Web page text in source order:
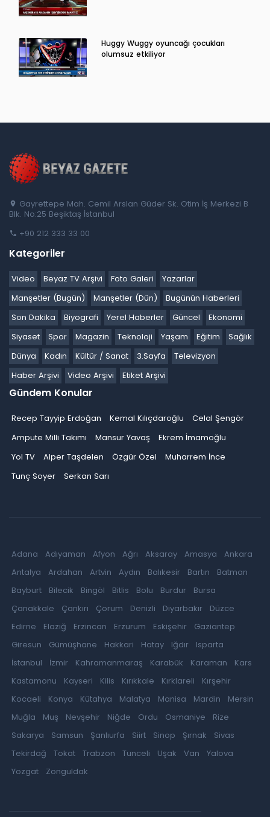
Huggy Wuggy oyuncağı çocukları
olumsuz etkiliyor
Gayrettepe Mah. Cemil Arslan Güder Sk. Otim İş Merkezi B
Blk. No:25 Beşiktaş İstanbul
+90 212 333 33 00
Kategoriler
Video Beyaz TV Arşivi Foto Galeri
Yazarlar
Manşetler (Bugün)
Manşetler (Dün)
Bugünün Haberleri
Son Dakika
Biyografi Yerel Haberler Güncel
Ekonomi
Siyaset
Spor Magazin Teknoloji Yaşam Eğitim
Sağlık
Dünya
Kadın Kültür / Sanat 3.Sayfa
Televizyon
Haber Arşivi
Video Arşivi Etiket Arşivi
Gündem Konular
Recep Tayyip Erdoğan Kemal Kılıçdaroğlu
Celal Şengör
Ampute Milli Takımı
Mansur Yavaş
Ekrem İmamoğlu
Yol TV
Alper Taşdelen Özgür Özel
Muharrem İnce
Tunç Soyer
Serkan Sarı
Adana Adıyaman Afyon Ağrı Aksaray Amasya
Ankara
Antalya
Ardahan Artvin Aydın Balıkesir Bartın
Batman
Bayburt
Bilecik Bingöl Bitlis Bolu Burdur
Bursa
Çanakkale
Çankırı Çorum Denizli Diyarbakır
Düzce
Edirne
Elazığ Erzincan Erzurum Eskişehir
Gaziantep
Giresun
Gümüşhane Hakkari Hatay Iğdır
Isparta
İstanbul
İzmir Kahramanmaraş Karabük Karaman
Kars
Kastamonu
Kayseri Kilis Kırıkkale Kırklareli
Kırşehir
Kocaeli
Konya Kütahya Malatya Manisa Mardin
Mersin
Muğla
Muş Nevşehir Niğde Ordu Osmaniye
Rize
Sakarya
Samsun Şanlıurfa Siirt Sinop Şırnak
Sivas
Tekirdağ
Tokat Trabzon Tunceli Uşak Van
Yalova
Yozgat
Zonguldak